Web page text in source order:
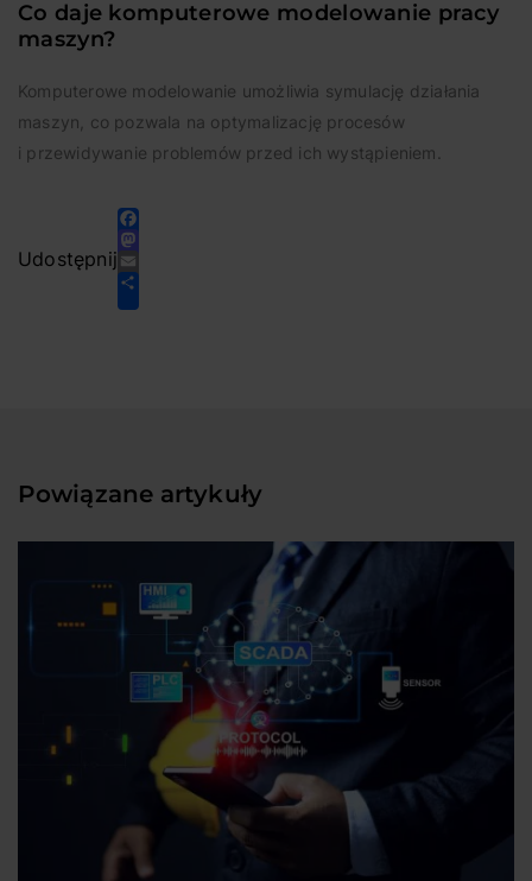
Co daje komputerowe modelowanie pracy
maszyn?
Komputerowe modelowanie umożliwia symulację działania
maszyn, co pozwala na optymalizację procesów
i przewidywanie problemów przed ich wystąpieniem.
Udostępnij
Facebook
Mastodon
Email
Share
Powiązane artykuły